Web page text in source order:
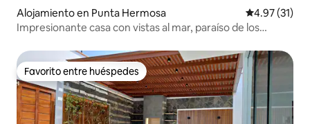
Alojamiento en Punta Hermosa Calificación
4.97 (31)
Impresionante casa con vistas al mar, paraíso de los
Favorito entre huéspedes
Favorito entre huéspedes